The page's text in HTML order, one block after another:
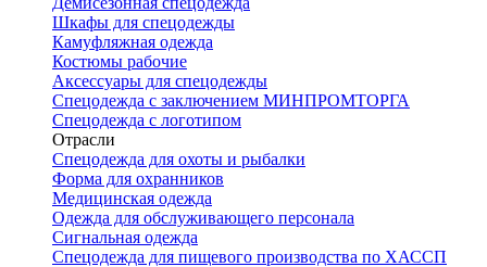
Шкафы для спецодежды
Камуфляжная одежда
Костюмы рабочие
Аксессуары для спецодежды
Спецодежда с заключением МИНПРОМТОРГА
Спецодежда с логотипом
Отрасли
Спецодежда для охоты и рыбалки
Форма для охранников
Медицинская одежда
Одежда для обслуживающего персонала
Сигнальная одежда
Спецодежда для пищевого производства по ХАССП